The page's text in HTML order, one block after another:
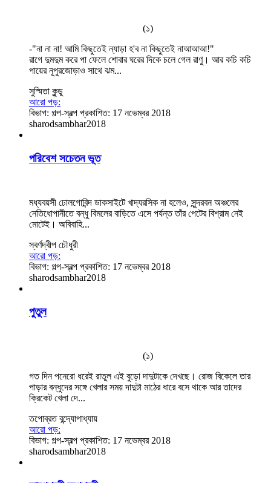
(১)
-"না না না! আমি কিছুতেই ন্যাড়া হ'ব না কিছুতেই নাআআআ!"
রাগে দুমদুম করে পা ফেলে শোবার ঘরের দিকে চলে গেল রাণু। আর কচি কচি
পায়ের নূপুরজোড়াও সাথে ঝম...
সুস্মিতা কুন্ডু
আরো পড়:
বিভাগ: গল্প-স্বল্প প্রকাশিত: 17 নভেম্বর 2018
sharodsambhar2018
পরিবেশ সচেতন ভূত
মধ্যবয়সী ঢোলগোবিন্দ ডাকসাইটে খাদ্যরসিক না হলেও, সুন্দরবন অঞ্চলের
নেতিধোপানীতে বন্ধু বিমলের বাড়িতে এসে পর্যন্ত তাঁর পেটের বিশ্রাম নেই
মোটেই। অবিবাহি...
স্বর্ণদ্বীপ চৌধুরী
আরো পড়:
বিভাগ: গল্প-স্বল্প প্রকাশিত: 17 নভেম্বর 2018
sharodsambhar2018
পুতুল
(১)
গত দিন পনেরো ধরেই রাতুল এই বুড়ো দাদুটাকে দেখছে। রোজ বিকেলে তার
পাড়ার বন্ধুদের সঙ্গে খেলার সময় দাদুটা মাঠের ধারে বসে থাকে আর তাদের
ক্রিকেট খেলা দে...
তপোব্রত বন্দ্যোপাধ্যায়
আরো পড়:
বিভাগ: গল্প-স্বল্প প্রকাশিত: 17 নভেম্বর 2018
sharodsambhar2018